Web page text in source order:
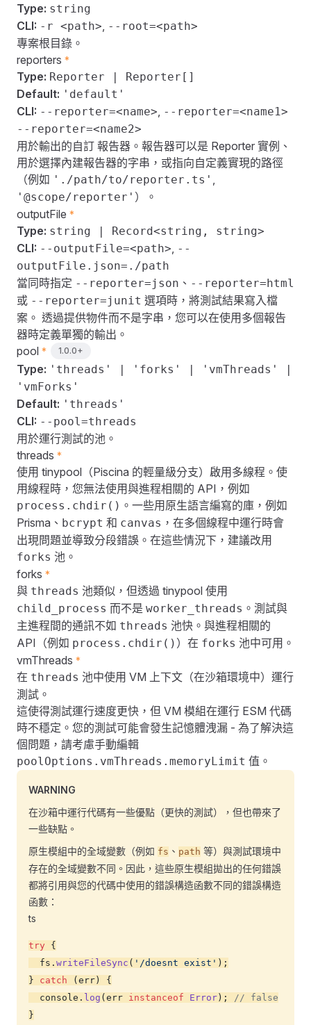
Type: string
CLI: -r <path>, --root=<path>
專案根目錄。
reporters *
Type: Reporter | Reporter[]
Default: 'default'
CLI: --reporter=<name>, --reporter=<name1>
--reporter=<name2>
用於輸出的自訂 報告器 。報告器可以是 Reporter 實例 、
用於選擇內建報告器的字串，或指向自定義實現的路徑
（例如 './path/to/reporter.ts' ,
'@scope/reporter' ）。
outputFile *
Type: string | Record<string, string>
CLI: --outputFile=<path>, --
outputFile.json=./path
當同時指定 --reporter=json 、 --reporter=html
或 --reporter=junit 選項時，將測試結果寫入檔
案。 透過提供物件而不是字串，您可以在使用多個報告
器時定義單獨的輸出。
pool * 1.0.0+
Type: 'threads' | 'forks' | 'vmThreads' |
'vmForks'
Default: 'threads'
CLI: --pool=threads
用於運行測試的池。
threads *
使用 tinypool （Piscina 的輕量級分支）啟用多線程。使
用線程時，您無法使用與進程相關的 API，例如
process.chdir() 。一些用原生語言編寫的庫，例如
Prisma、 bcrypt 和 canvas ，在多個線程中運行時會
出現問題並導致分段錯誤。在這些情況下，建議改用
forks 池。
forks *
與 threads 池類似，但透過 tinypool 使用
child_process 而不是 worker_threads 。測試與
主進程間的通訊不如 threads 池快。與進程相關的
API（例如 process.chdir() ）在 forks 池中可用。
vmThreads *
在 threads 池中使用 VM 上下文 （在沙箱環境中）運行
測試。
這使得測試運行速度更快，但 VM 模組在運行 ESM 代碼
時不穩定。您的測試可能會發生記憶體洩漏 - 為了解決這
個問題，請考慮手動編輯
poolOptions.vmThreads.memoryLimit 值。
WARNING
在沙箱中運行代碼有一些優點（更快的測試），但也帶來了
一些缺點。
原生模組中的全域變數（例如 fs 、 path 等）與測試環境中
存在的全域變數不同。因此，這些原生模組拋出的任何錯誤
都將引用與您的代碼中使用的錯誤構造函數不同的錯誤構造
函數：
ts
try {
  fs.
writeFileSync ( '/doesnt exist' );
} catch (err) {
  console.
log (err instanceof Error );
// false
}